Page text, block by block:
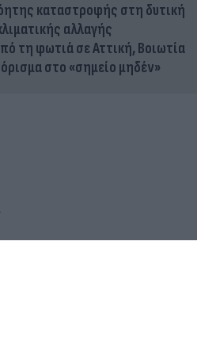
καταστροφής στη δυτική
αλλαγής
τη φωτιά σε Αττική, Βοιωτία
στο «σημείο μηδέν»